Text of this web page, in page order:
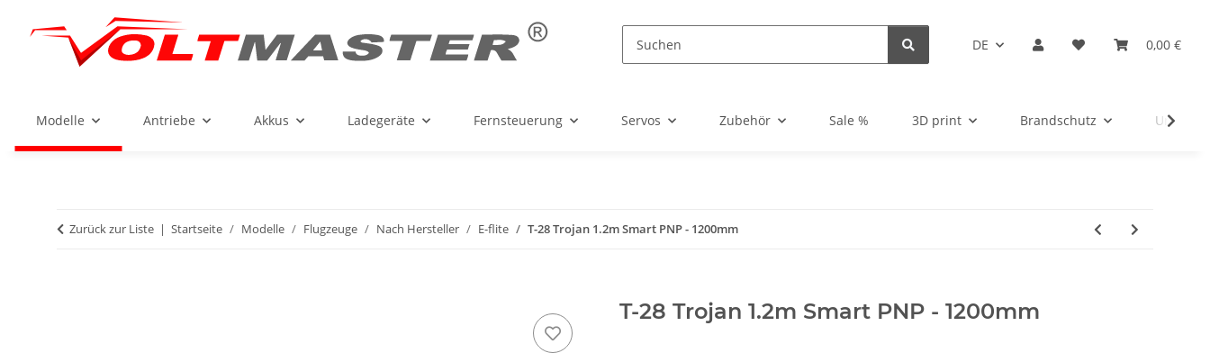
DE 0,00 €
Modelle Antriebe Akkus Ladegeräte Fernsteuerung Servos Zubehör Sale % 3D print Brandschutz
Zurück zur Liste Startseite Modelle Flugzeuge Nach Hersteller E-flite T-28 Trojan 1.2m Smart PNP - 1200mm
T-28 Trojan 1.2m Smart PNP - 1200mm